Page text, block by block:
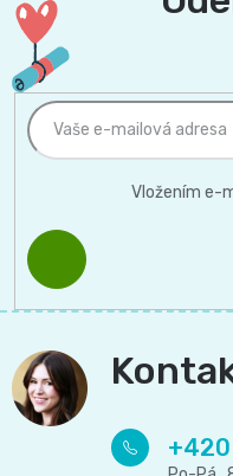
Vložením e-
PŘIHLÁSIT
+420